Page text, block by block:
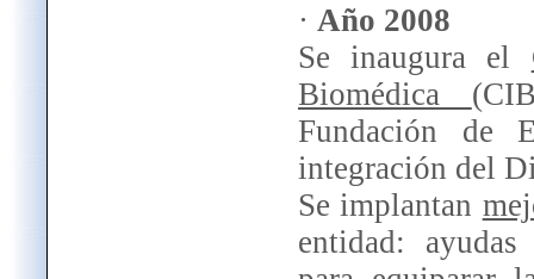
· Año 2008
Se inaugura el
Biomédica
Fundación de
integración del
Se implantan
entidad: